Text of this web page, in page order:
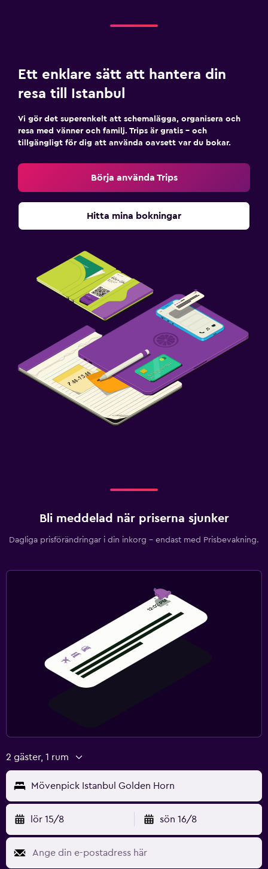
Ett enklare sätt att hantera din
resa till Istanbul
Vi gör det superenkelt att schemalägga, organisera och
resa med vänner och familj. Trips är gratis – och
tillgängligt för dig att använda oavsett var du bokar.
Börja använda Trips
Hitta mina bokningar
Bli meddelad när priserna sjunker
Dagliga prisförändringar i din inkorg – endast med Prisbevakning.
2 gäster, 1 rum
Mövenpick Istanbul Golden Horn
lör 15/8 sön 16/8